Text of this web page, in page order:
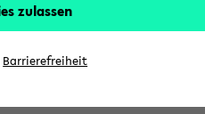
zulassen
Barrierefreiheit